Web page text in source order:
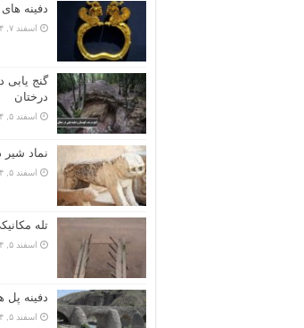
دفینه
اسفند ۷, ۱۴۰۴
گنج یابی
درختان
اسفند ۵, ۱۴۰۴
نماد شیر
اسفند ۵, ۱۴۰۴
تله
اسفند ۵, ۱۴۰۴
دفینه پل
اسفند ۵, ۱۴۰۴